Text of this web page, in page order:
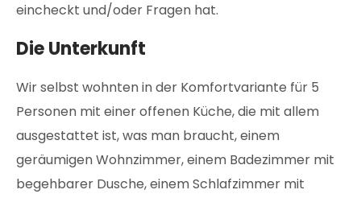
eincheckt und/oder Fragen hat.
Die Unterkunft
Wir selbst wohnten in der Komfortvariante für 5
Personen mit einer offenen Küche, die mit allem
ausgestattet ist, was man braucht, einem
geräumigen Wohnzimmer, einem Badezimmer mit
begehbarer Dusche, einem Schlafzimmer mit